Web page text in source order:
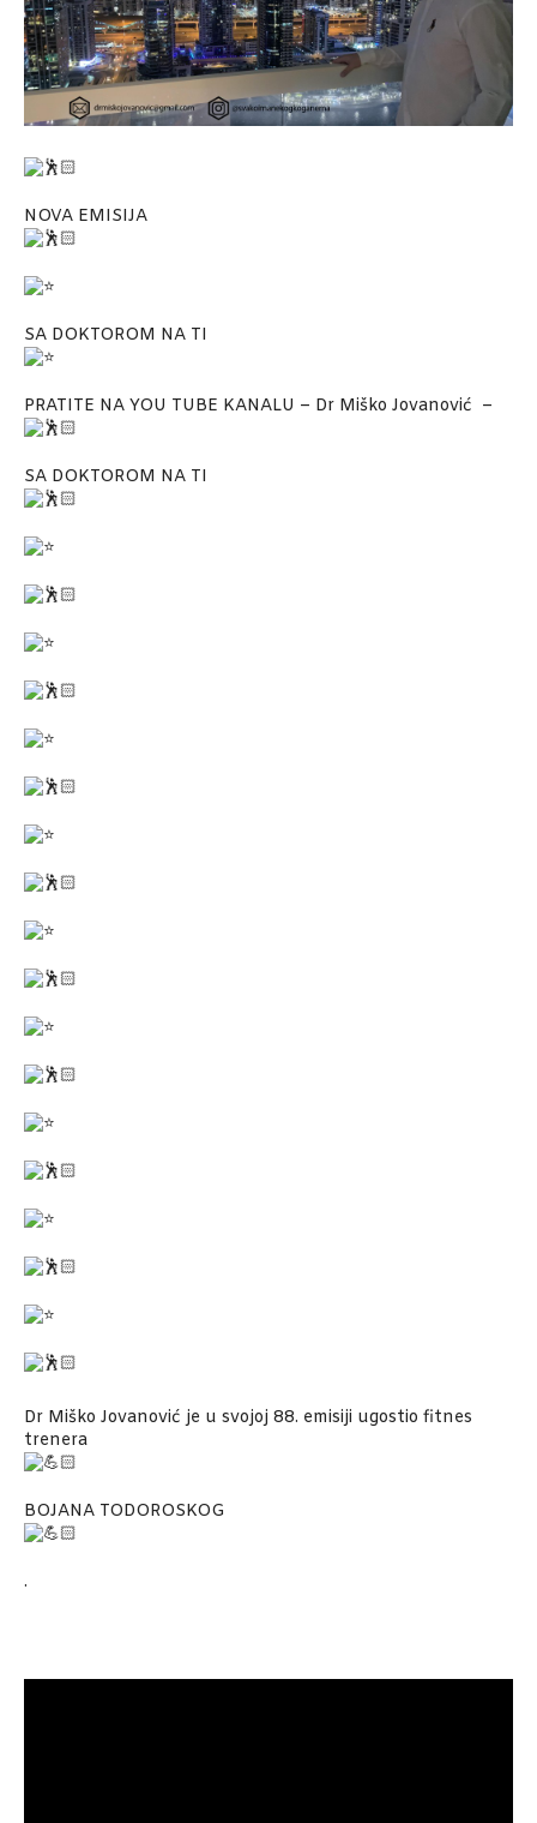
NOVA EMISIJA
SA DOKTOROM NA TI
PRATITE NA YOU TUBE KANALU – Dr Miško Jovanović –
SA DOKTOROM NA TI
Dr Miško Jovanović je u svojoj 88. emisiji ugostio fitnes
trenera
BOJANA TODOROSKOG
.